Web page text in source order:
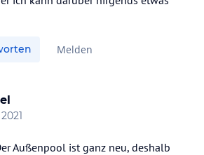
Melden
Außenpool ist ganz neu, deshalb